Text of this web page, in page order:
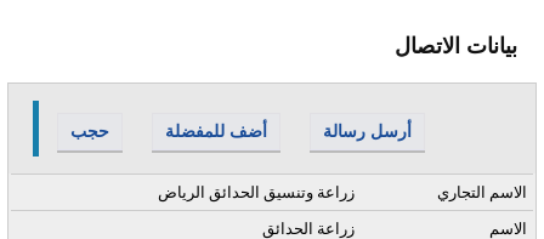
بيانات الاتصال
حجب أضف للمفضلة أرسل رسالة
زراعة وتنسيق الحدائق الرياض
الاسم التجاري
زراعة الحدائق
الاسم